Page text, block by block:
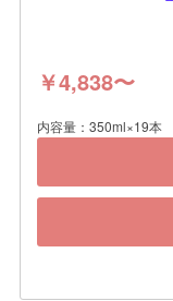
￥4,838〜
内容量：350ml×19本